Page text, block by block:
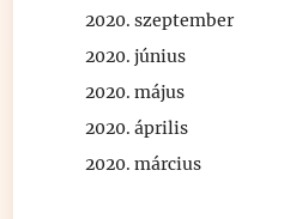
2020. szeptember
2020. június
2020. május
2020. április
2020. március